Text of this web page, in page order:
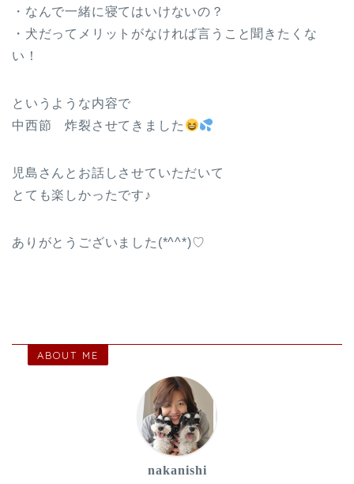
・なんで一緒に寝てはいけないの？
・犬だってメリットがなければ言うこと聞きたくな
い！
というような内容で
中西節 炸裂させてきました
児島さんとお話しさせていただいて
とても楽しかったです♪
ありがとうございました(*^^*)♡
ABOUT ME
nakanishi